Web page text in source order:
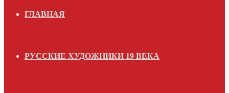
ГЛАВНАЯ
РУССКИЕ ХУДОЖНИКИ 19 ВЕКА